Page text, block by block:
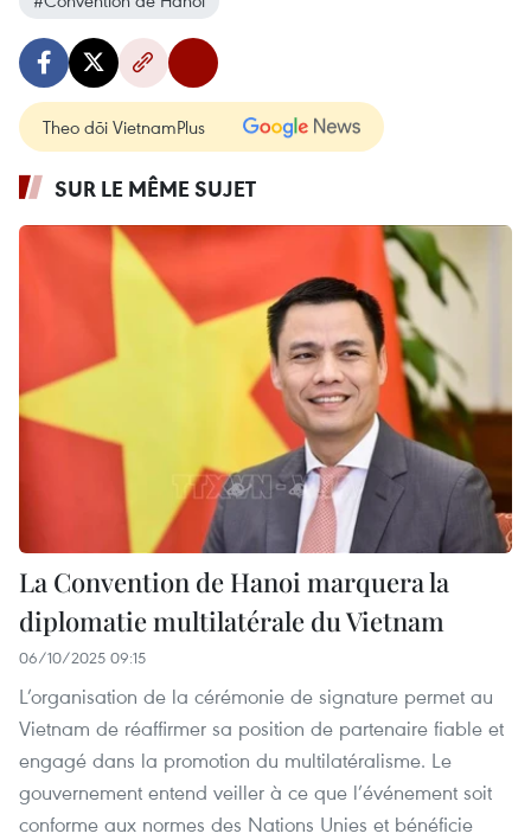
Theo dõi VietnamPlus
SUR LE MÊME SUJET
La Convention de Hanoi marquera la
diplomatie multilatérale du Vietnam
06/10/2025 09:15
L’organisation de la cérémonie de signature permet au
Vietnam de réaffirmer sa position de partenaire fiable et
engagé dans la promotion du multilatéralisme. Le
gouvernement entend veiller à ce que l’événement soit
conforme aux normes des Nations Unies et bénéficie